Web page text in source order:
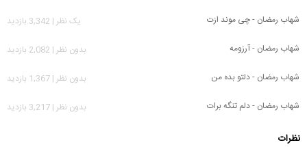
شهاب رمضان - چی موند ازت
يک نظر | 3,342 بازدید
شهاب رمضان - آرزومه
بدون نظر | 2,082 بازدید
شهاب رمضان - دلتو بده من
بدون نظر | 1,367 بازدید
شهاب رمضان - دلم تنگه برات
بدون نظر | 3,217 بازدید
نظرات